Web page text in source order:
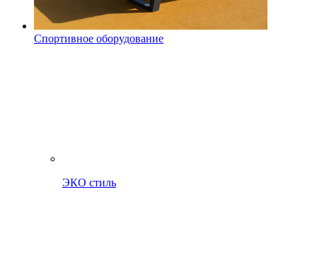
Спортивное оборудование
ЭКО стиль